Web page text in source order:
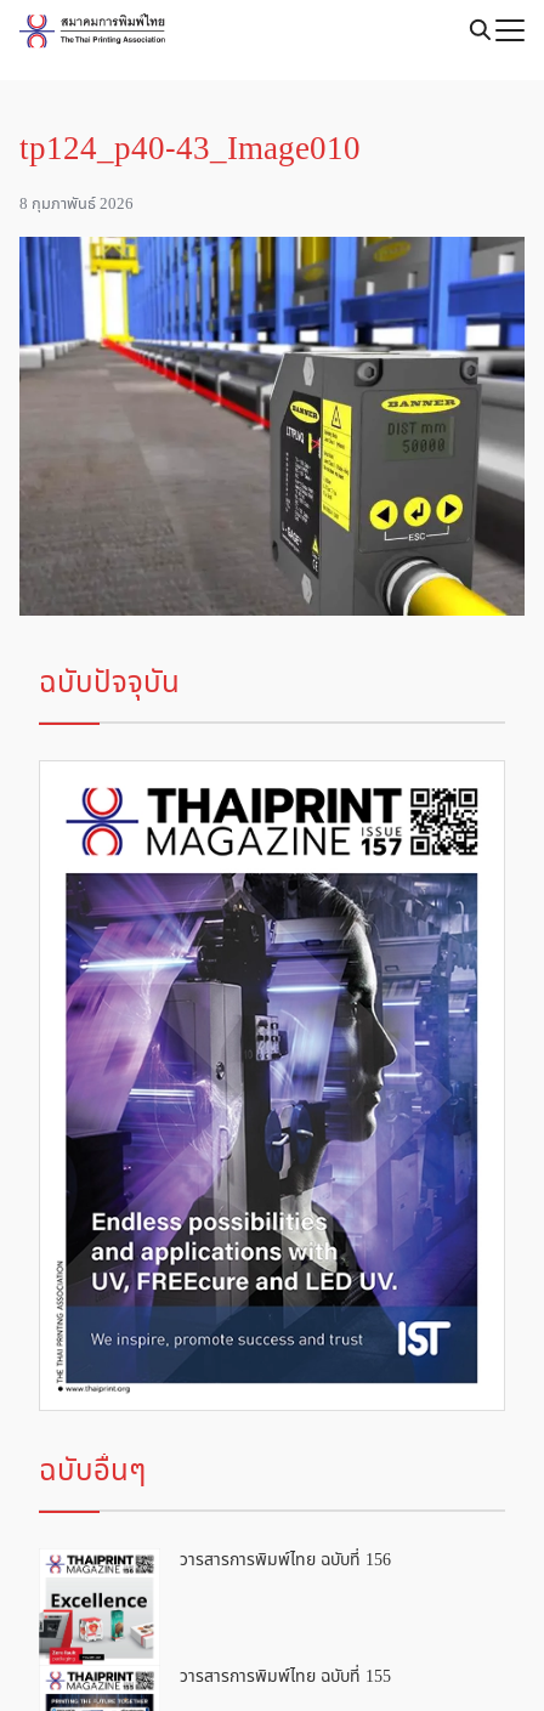
Skip
tp124_p40-43_Image010
8 กุมภาพันธ์ 2026
ฉบับปัจจุบัน
ฉบับอื่นๆ
วารสารการพิมพ์ไทย ฉบับที่ 156
วารสารการพิมพ์ไทย ฉบับที่ 155